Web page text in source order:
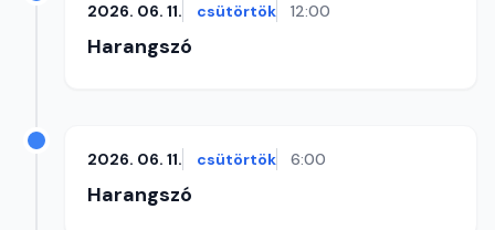
2026. 06. 11. csütörtök 12:00
Harangszó
2026. 06. 11. csütörtök 6:00
Harangszó